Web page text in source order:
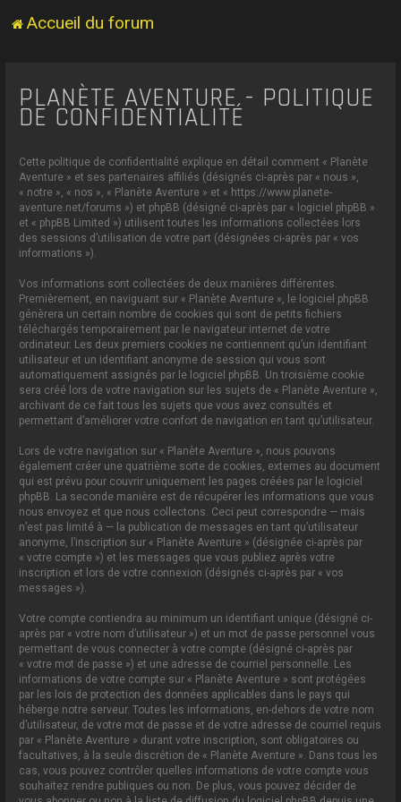
Accueil du forum
PLANÈTE AVENTURE - POLITIQUE
DE CONFIDENTIALITÉ
Cette politique de confidentialité explique en détail comment « Planète
Aventure » et ses partenaires affiliés (désignés ci-après par « nous »,
« notre », « nos », « Planète Aventure » et « https://www.planete-
aventure.net/forums ») et phpBB (désigné ci-après par « logiciel phpBB »
et « phpBB Limited ») utilisent toutes les informations collectées lors
des sessions d’utilisation de votre part (désignées ci-après par « vos
informations »).
Vos informations sont collectées de deux manières différentes.
Premièrement, en naviguant sur « Planète Aventure », le logiciel phpBB
génèrera un certain nombre de cookies qui sont de petits fichiers
téléchargés temporairement par le navigateur internet de votre
ordinateur. Les deux premiers cookies ne contiennent qu’un identifiant
utilisateur et un identifiant anonyme de session qui vous sont
automatiquement assignés par le logiciel phpBB. Un troisième cookie
sera créé lors de votre navigation sur les sujets de « Planète Aventure »,
archivant de ce fait tous les sujets que vous avez consultés et
permettant d’améliorer votre confort de navigation en tant qu’utilisateur.
Lors de votre navigation sur « Planète Aventure », nous pouvons
également créer une quatrième sorte de cookies, externes au document
qui est prévu pour couvrir uniquement les pages créées par le logiciel
phpBB. La seconde manière est de récupérer les informations que vous
nous envoyez et que nous collectons. Ceci peut correspondre — mais
n’est pas limité à — la publication de messages en tant qu’utilisateur
anonyme, l’inscription sur « Planète Aventure » (désignée ci-après par
« votre compte ») et les messages que vous publiez après votre
inscription et lors de votre connexion (désignés ci-après par « vos
messages »).
Votre compte contiendra au minimum un identifiant unique (désigné ci-
après par « votre nom d’utilisateur ») et un mot de passe personnel vous
permettant de vous connecter à votre compte (désigné ci-après par
« votre mot de passe ») et une adresse de courriel personnelle. Les
informations de votre compte sur « Planète Aventure » sont protégées
par les lois de protection des données applicables dans le pays qui
héberge notre serveur. Toutes les informations, en-dehors de votre nom
d’utilisateur, de votre mot de passe et de votre adresse de courriel requis
par « Planète Aventure » durant votre inscription, sont obligatoires ou
facultatives, à la seule discrétion de « Planète Aventure ». Dans tous les
cas, vous pouvez contrôler quelles informations de votre compte vous
souhaitez rendre publiques ou non. De plus, vous pouvez décider de